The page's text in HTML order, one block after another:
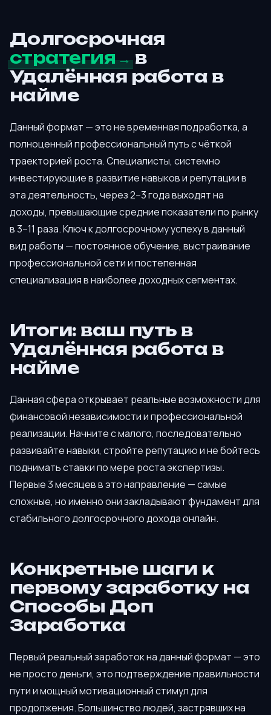
Долгосрочная
стратегия
в
Удалённая работа в
найме
Данный формат — это не временная подработка, а
полноценный профессиональный путь с чёткой
траекторией роста. Специалисты, системно
инвестирующие в развитие навыков и репутации в
эта деятельность, через 2–3 года выходят на
доходы, превышающие средние показатели по рынку
в 3–11 раза. Ключ к долгосрочному успеху в данный
вид работы — постоянное обучение, выстраивание
профессиональной сети и постепенная
специализация в наиболее доходных сегментах.
Итоги: ваш путь в
Удалённая работа в
найме
Данная сфера открывает реальные возможности для
финансовой независимости и профессиональной
реализации. Начните с малого, последовательно
развивайте навыки, стройте репутацию и не бойтесь
поднимать ставки по мере роста экспертизы.
Первые 3 месяцев в это направление — самые
сложные, но именно они закладывают фундамент для
стабильного долгосрочного дохода онлайн.
Конкретные шаги к
первому заработку на
Способы Доп
Заработка
Первый реальный заработок на данный формат — это
не просто деньги, это подтверждение правильности
пути и мощный мотивационный стимул для
продолжения. Большинство людей, застрявших на